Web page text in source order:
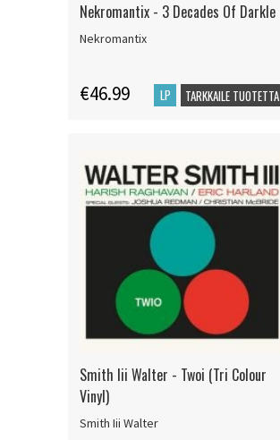
Nekromantix - 3 Decades Of Darkle
Nekromantix
€46.99 LP TARKKAILE TUOTETTA
Smith Iii Walter - Twoi (Tri Colour
Vinyl)
Smith Iii Walter